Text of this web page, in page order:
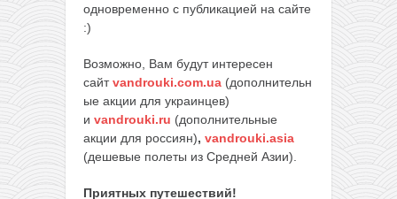
одновременно с публикацией на сайте
:)
Возможно, Вам будут интересен
сайтvandrouki.com.ua (дополнительн
ые акции для украинцев)
и vandrouki.ru (дополнительные
акции для россиян), vandrouki.asia
(дешевые полеты из Средней Азии).
Приятных путешествий!